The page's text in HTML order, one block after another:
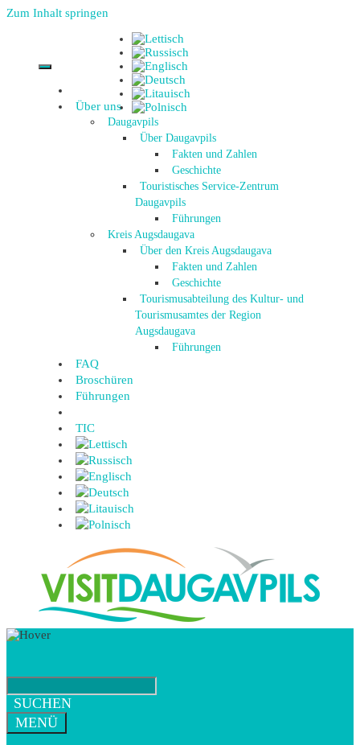
Zum Inhalt springen
Über uns
Daugavpils
Über Daugavpils
Fakten und Zahlen
Geschichte
Touristisches Service-Zentrum
Daugavpils
Führungen
Kreis Augsdaugava
Über den Kreis Augsdaugava
Fakten und Zahlen
Geschichte
Tourismusabteilung des Kultur- und
Tourismusamtes der Region
Augsdaugava
Führungen
FAQ
Broschüren
Führungen
TIC
SUCHEN
MENÜ